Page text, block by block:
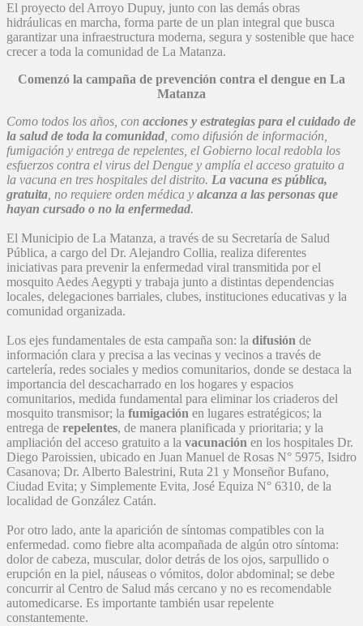
El proyecto del Arroyo Dupuy, junto con las demás obras
hidráulicas en marcha, forma parte de un plan integral que busca
garantizar una infraestructura moderna, segura y sostenible que hace
crecer a toda la comunidad de La Matanza.
Comenzó la campaña de prevención contra el dengue en La
Matanza
Como todos los años, con acciones y estrategias para el cuidado de
la salud de toda la comunidad , como difusión de información,
fumigación y entrega de repelentes, el Gobierno local redobla los
esfuerzos contra el virus del Dengue y amplía el acceso gratuito a
la vacuna en tres hospitales del distrito. La vacuna es pública,
gratuita , no requiere orden médica y alcanza a las personas que
hayan cursado o no la enfermedad.
El Municipio de La Matanza, a través de su Secretaría de Salud
Pública, a cargo del Dr. Alejandro Collia, realiza diferentes
iniciativas para prevenir la enfermedad viral transmitida por el
mosquito Aedes Aegypti y trabaja junto a distintas dependencias
locales, delegaciones barriales, clubes, instituciones educativas y la
comunidad organizada.
Los ejes fundamentales de esta campaña son: la difusión de
información clara y precisa a las vecinas y vecinos a través de
cartelería, redes sociales y medios comunitarios, donde se destaca la
importancia del descacharrado en los hogares y espacios
comunitarios, medida fundamental para eliminar los criaderos del
mosquito transmisor; la fumigación en lugares estratégicos; la
entrega de repelentes, de manera planificada y prioritaria; y la
ampliación del acceso gratuito a la vacunación en los hospitales Dr.
Diego Paroissien, ubicado en Juan Manuel de Rosas N° 5975, Isidro
Casanova; Dr. Alberto Balestrini, Ruta 21 y Monseñor Bufano,
Ciudad Evita; y Simplemente Evita, José Equiza N° 6310, de la
localidad de González Catán.
Por otro lado, ante la aparición de síntomas compatibles con la
enfermedad. como fiebre alta acompañada de algún otro síntoma:
dolor de cabeza, muscular, dolor detrás de los ojos, sarpullido o
erupción en la piel, náuseas o vómitos, dolor abdominal; se debe
concurrir al Centro de Salud más cercano y no es recomendable
automedicarse. Es importante también usar repelente
constantemente.